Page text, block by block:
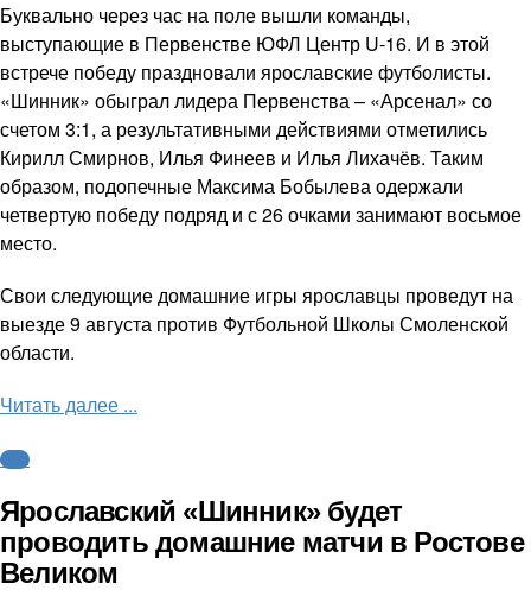
Буквально через час на поле вышли команды,
выступающие в Первенстве ЮФЛ Центр U-16. И в этой
встрече победу праздновали ярославские футболисты.
«Шинник» обыграл лидера Первенства – «Арсенал» со
счетом 3:1, а результативными действиями отметились
Кирилл Смирнов, Илья Финеев и Илья Лихачёв. Таким
образом, подопечные Максима Бобылева одержали
четвертую победу подряд и с 26 очками занимают восьмое
место.
Свои следующие домашние игры ярославцы проведут на
выезде 9 августа против Футбольной Школы Смоленской
области.
Читать далее ...
ФНЛ
Ярославский «Шинник» будет
проводить домашние матчи в Ростове
Великом